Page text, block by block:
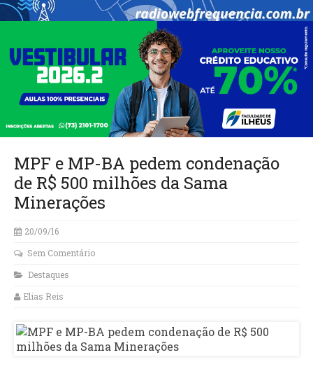
MPF e MP-BA pedem condenação
de R$ 500 milhões da Sama
Minerações
20/09/16
Sem Comentário
Destaques
Elias Reis